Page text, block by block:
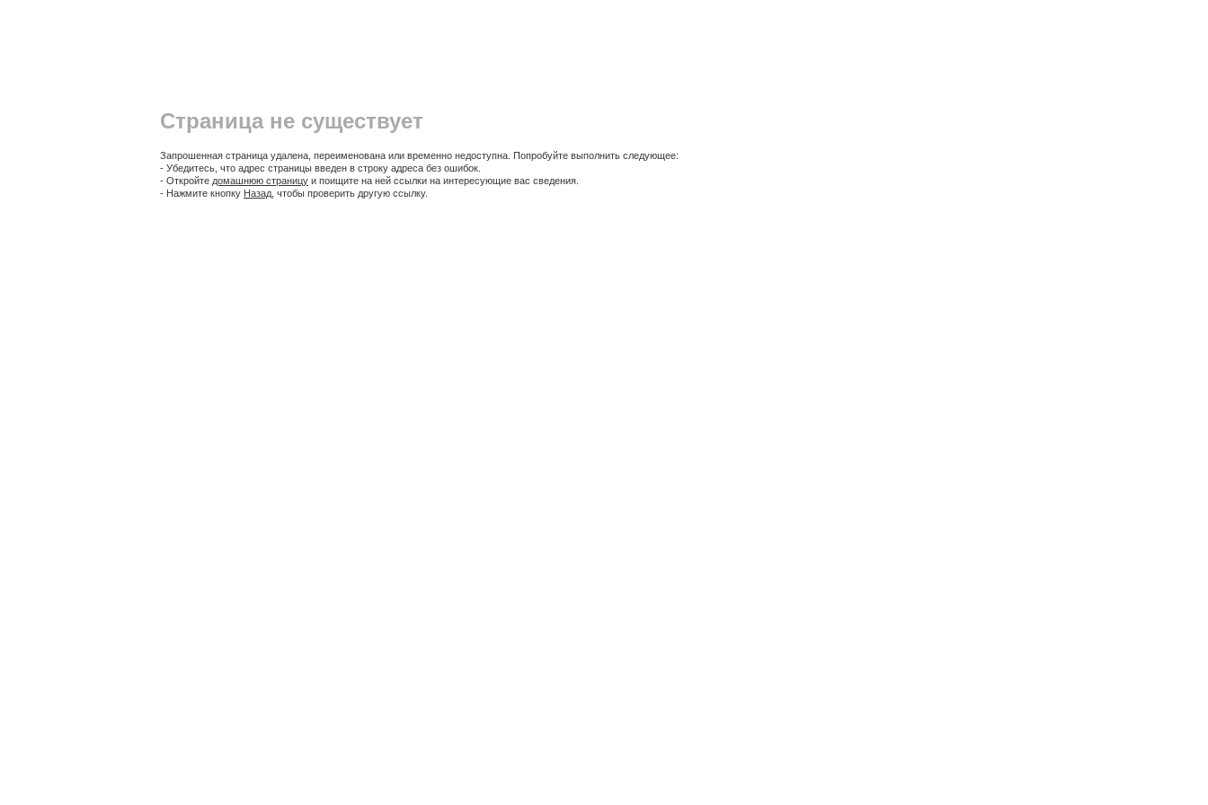
Страница не существует
Запрошенная страница удалена, переименована или временно недоступна. Попробуйте выполнить следующее:
- Убедитесь, что адрес страницы введен в строку адреса без ошибок.
- Откройте домашнюю страницу и поищите на ней ссылки на интересующие вас сведения.
- Нажмите кнопку Назад , чтобы проверить другую ссылку.